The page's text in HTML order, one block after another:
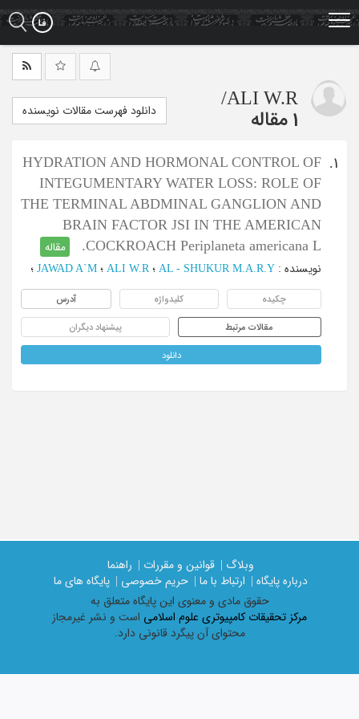
Skip
to
ALI W.R
/
1 مقاله
دانلود فهرست مقالات نویسنده
1.
HYDRATION AND HORMONAL CONTROL OF
INTEGUMENTARY WATER LOSS: ROLE OF
THE TERMINAL ABDMINAL GANGLION AND
BRAIN FACTOR JSI IN THE AMERICAN
COCKROACH Periplaneta americana L.
مقاله
نویسنده :
AL - SHUKUR M.A.R.Y ؛ALI W.R ؛ JAWAD A`M ؛
چکیده کلیدواژه آدرس
مقالات مرتبط پیشنهاد دیگران
دانلود
وبلاگ | قوانین و مقررات |
راهنما
درباره پایگاه |
ارتباط با ما | حریم خصوصی |
پایگاه های ما
حقوق مادی و معنوی اين پايگاه متعلق به
مرکز تحقیقات کامپیوتری علوم اسلامی است و نشر غیرمجاز
محتوای آن پیگرد قانونی دارد.